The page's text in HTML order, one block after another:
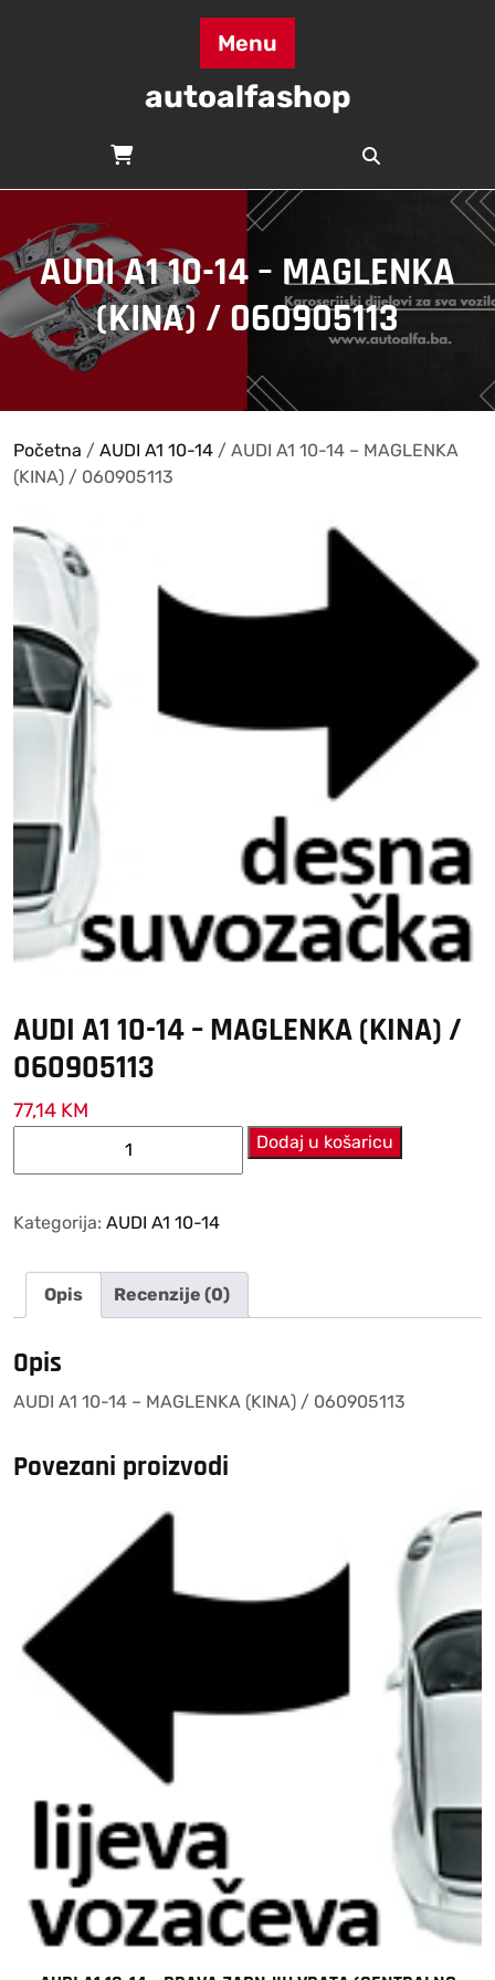
Menu
autoalfashop
AUDI A1 10-14 – MAGLENKA
(KINA) / 060905113
Početna / AUDI A1 10-14 / AUDI A1 10-14 – MAGLENKA
(KINA) / 060905113
AUDI A1 10-14 – MAGLENKA (KINA) /
060905113
77,14 KM
14
MAGLENKA
(KINA)
/
060905113
količina
Dodaj u košaricu
Kategorija: AUDI A1 10-14
Opis Recenzije (0)
Opis
AUDI A1 10-14 – MAGLENKA (KINA) / 060905113
Povezani proizvodi